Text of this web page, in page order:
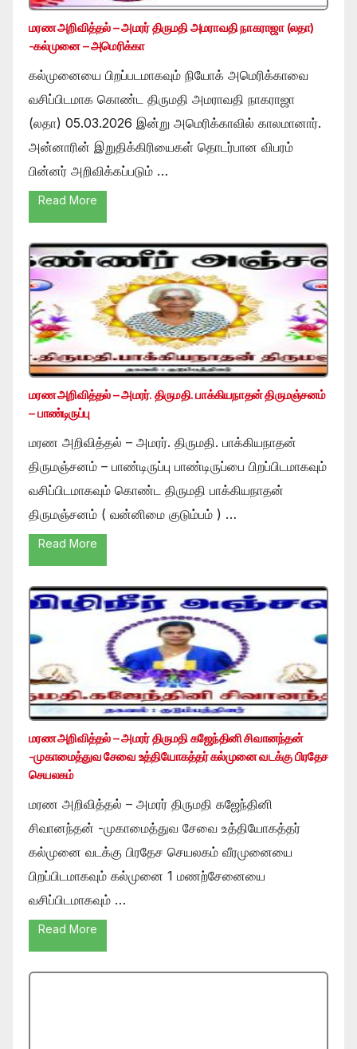
மரண அறிவித்தல் – அமரர் திருமதி அமராவதி நாகராஜா (லதா)
-கல்முனை – அமெரிக்கா
கல்முனையை பிறப்படமாகவும் நியோக் அமெரிக்காவை
வசிப்பிடமாக கொண்ட திருமதி அமராவதி நாகராஜா
(லதா) 05.03.2026 இன்று அமெரிக்காவில் காலமானார்.
அன்னாரின் இறுதிக்கிரியைகள் தொடர்பான விபரம்
பின்னர் அறிவிக்கப்படும் …
Read More
மரண அறிவித்தல் – அமரர். திருமதி. பாக்கியநாதன் திருமஞ்சனம்
– பாண்டிருப்பு
மரண அறிவித்தல் – அமரர். திருமதி. பாக்கியநாதன்
திருமஞ்சனம் – பாண்டிருப்பு பாண்டிருப்பை பிறப்பிடமாகவும்
வசிப்பிடமாகவும் கொண்ட திருமதி பாக்கியநாதன்
திருமஞ்சனம் ( வன்னிமை குடும்பம் ) …
Read More
மரண அறிவித்தல் – அமரர் திருமதி கஜேந்தினி சிவானந்தன்
-முகாமைத்துவ சேவை உத்தியோகத்தர் கல்முனை வடக்கு பிரதேச
செயலகம்
மரண அறிவித்தல் – அமரர் திருமதி கஜேந்தினி
சிவானந்தன் -முகாமைத்துவ சேவை உத்தியோகத்தர்
கல்முனை வடக்கு பிரதேச செயலகம் வீரமுனையை
பிறப்பிடமாகவும் கல்முனை 1 மணற்சேனையை
வசிப்பிடமாகவும் …
Read More